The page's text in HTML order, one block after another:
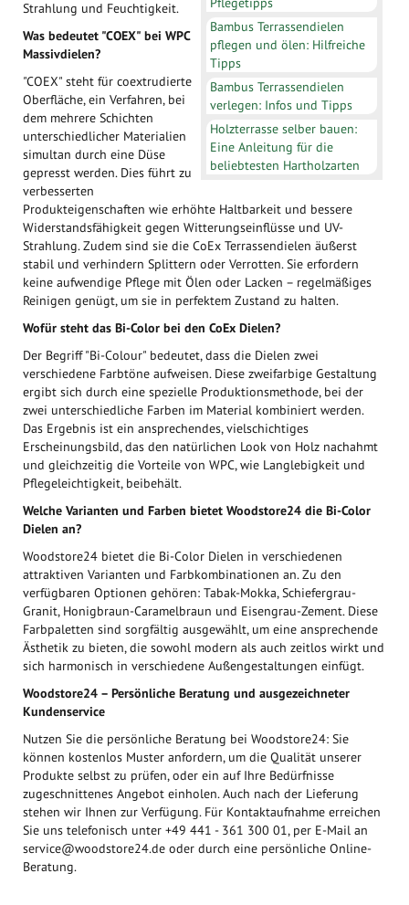
Bambus Terrassendielen
pflegen und ölen: Hilfreiche
Tipps
Bambus Terrassendielen
verlegen: Infos und Tipps
Holzterrasse selber bauen:
Eine Anleitung für die
beliebtesten Hartholzarten
Strahlung und Feuchtigkeit.
Was bedeutet "COEX" bei WPC
Massivdielen?
"COEX" steht für coextrudierte
Oberfläche, ein Verfahren, bei
dem mehrere Schichten
unterschiedlicher Materialien
simultan durch eine Düse
gepresst werden. Dies führt zu
verbesserten
Produkteigenschaften wie erhöhte Haltbarkeit und bessere
Widerstandsfähigkeit gegen Witterungseinflüsse und UV-
Strahlung. Zudem sind sie die CoEx Terrassendielen äußerst
stabil und verhindern Splittern oder Verrotten. Sie erfordern
keine aufwendige Pflege mit Ölen oder Lacken – regelmäßiges
Reinigen genügt, um sie in perfektem Zustand zu halten.
Wofür steht das Bi-Color bei den CoEx Dielen?
Der Begriff "Bi-Colour" bedeutet, dass die Dielen zwei
verschiedene Farbtöne aufweisen. Diese zweifarbige Gestaltung
ergibt sich durch eine spezielle Produktionsmethode, bei der
zwei unterschiedliche Farben im Material kombiniert werden.
Das Ergebnis ist ein ansprechendes, vielschichtiges
Erscheinungsbild, das den natürlichen Look von Holz nachahmt
und gleichzeitig die Vorteile von WPC, wie Langlebigkeit und
Pflegeleichtigkeit, beibehält.
Welche Varianten und Farben bietet Woodstore24 die Bi-Color
Dielen an?
Woodstore24 bietet die Bi-Color Dielen in verschiedenen
attraktiven Varianten und Farbkombinationen an. Zu den
verfügbaren Optionen gehören: Tabak-Mokka, Schiefergrau-
Granit, Honigbraun-Caramelbraun und Eisengrau-Zement. Diese
Farbpaletten sind sorgfältig ausgewählt, um eine ansprechende
Ästhetik zu bieten, die sowohl modern als auch zeitlos wirkt und
sich harmonisch in verschiedene Außengestaltungen einfügt.
Woodstore24 – Persönliche Beratung und ausgezeichneter
Kundenservice
Nutzen Sie die persönliche Beratung bei Woodstore24: Sie
können kostenlos Muster anfordern, um die Qualität unserer
Produkte selbst zu prüfen, oder ein auf Ihre Bedürfnisse
zugeschnittenes Angebot einholen. Auch nach der Lieferung
stehen wir Ihnen zur Verfügung. Für Kontaktaufnahme erreichen
Sie uns telefonisch unter +49 441 - 361 300 01, per E-Mail an
service@woodstore24.de oder durch eine persönliche Online-
Beratung.